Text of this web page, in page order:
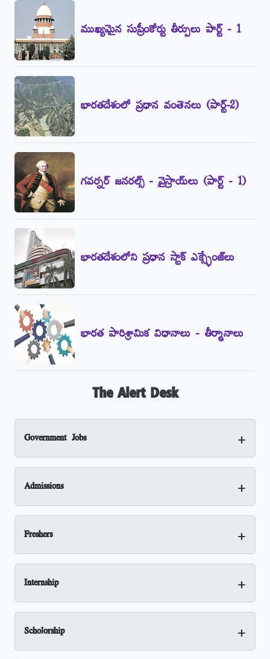
ముఖ్యమైన సుప్రీంకోర్టు తీర్పులు పార్ట్‌ - 1
భారతదేశంలో ప్రధాన వంతెనలు (పార్ట్‌-2)
గవర్నర్‌ జనరల్స్‌ - వైస్రాయ్‌లు (పార్ట్‌ - 1)
భారతదేశంలోని ప్రధాన స్టాక్‌ ఎక్స్ఛేంజ్‌లు
భారత పారిశ్రామిక విధానాలు - తీర్మానాలు
The Alert Desk
Government Jobs +
Admissions +
Freshers +
Internship +
Scholorship +